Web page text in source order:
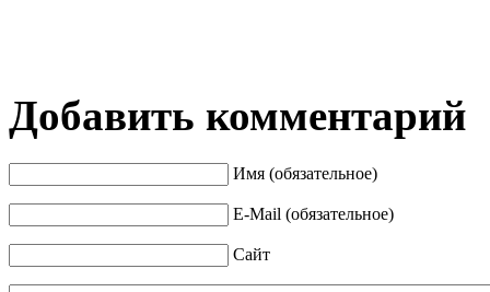
Добавить комментарий
Имя (обязательное)
E-Mail (обязательное)
Сайт